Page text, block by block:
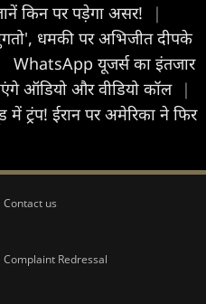
किन पर पड़ेगा असर!
|
धमकी पर अभिजीत दीपके
WhatsApp यूजर्स का इंतजार
ऑडियो और वीडियो कॉल |
ट्रंप! ईरान पर अमेरिका ने फिर
Contact us
Complaint Redressal